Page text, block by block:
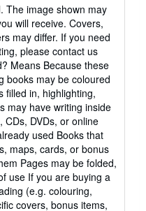
The image shown may
will receive. Covers,
may differ. If you need
please contact us
Means Because these
books may be coloured
filled in, highlighting,
may have writing inside
CDs, DVDs, or online
used Books that
maps, cards, or bonus
Pages may be folded,
use If you are buying a
(e.g. colouring,
covers, bonus items,